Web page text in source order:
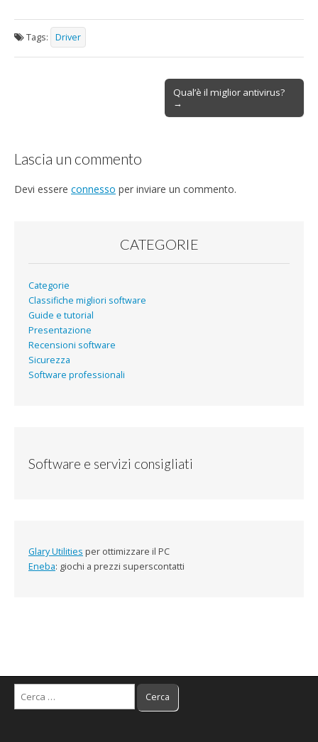
Tags: Driver
Qual’è il miglior antivirus?
→
Lascia un commento
Devi essere connesso per inviare un commento.
CATEGORIE
Categorie
Classifiche migliori software
Guide e tutorial
Presentazione
Recensioni software
Sicurezza
Software professionali
Software e servizi consigliati
Glary Utilities per ottimizzare il PC
Eneba: giochi a prezzi superscontatti